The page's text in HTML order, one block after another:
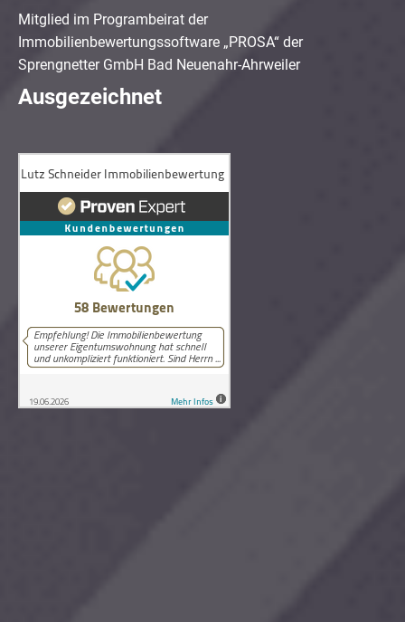
Mitglied im Programbeirat der
Immobilienbewertungssoftware „PROSA“ der
Sprengnetter GmbH Bad Neuenahr-Ahrweiler
Ausgezeichnet